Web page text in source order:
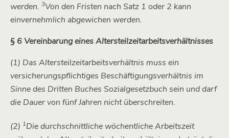
werden. 3Von den Fristen nach Satz 1 oder 2 kann
einvernehmlich abgewichen werden.
§ 6 Vereinbarung eines Altersteilzeitarbeitsverhältnisses
(1) Das Altersteilzeitarbeitsverhältnis muss ein
versicherungspflichtiges Beschäftigungsverhältnis im
Sinne des Dritten Buches Sozialgesetzbuch sein und darf
die Dauer von fünf Jahren nicht überschreiten.
(2) 1Die durchschnittliche wöchentliche Arbeitszeit